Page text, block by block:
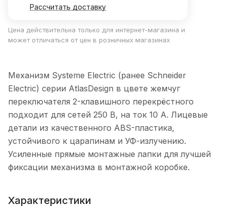
Рассчитать доставку
Цена действительна только для интернет-магазина и
может отличаться от цен в розничных магазинах
Механизм Systeme Electric (ранее Schneider
Electric) серии AtlasDesign в цвете жемчуг
переключателя 2-клавишного перекрёстного
подходит для сетей 250 В, на ток 10 А. Лицевые
детали из качественного ABS-пластика,
устойчивого к царапинам и УФ-излучению.
Усиленные прямые монтажные лапки для лучшей
фиксации механизма в монтажной коробке.
Характеристики